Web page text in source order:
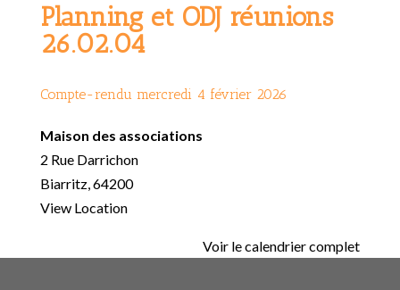
Planning et ODJ réunions
26.02.04
Compte-rendu mercredi 4 février 2026
Maison des associations
2 Rue Darrichon
Biarritz,64200
View Location
Voir le calendrier complet